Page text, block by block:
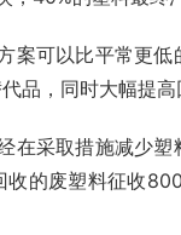
案可以比平常更
品，同时大幅提
在采取措施减少
的废塑料征收